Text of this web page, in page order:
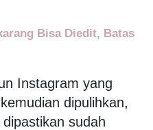
Bisa Diedit, Batas
Instagram yang
dipulihkan,
sudah